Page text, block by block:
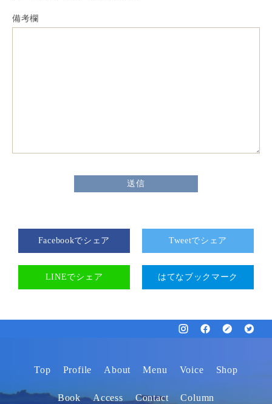
備考欄
Facebookでシェア Tweetでシェア
LINEでシェア はてなブックマーク
Top Profile About Menu Voice Shop
Book Access Contact Column